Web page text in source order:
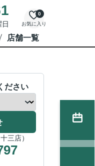
お気に入り
0
店舗一覧
ださい
三店）